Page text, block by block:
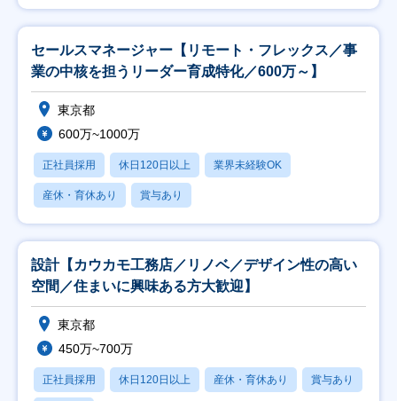
セールスマネージャー【リモート・フレックス／事
業の中核を担うリーダー育成特化／600万～】
東京都
600万~1000万
正社員採用 休日120日以上 業界未経験OK
産休・育休あり 賞与あり
設計【カウカモ工務店／リノベ／デザイン性の高い
空間／住まいに興味ある方大歓迎】
東京都
450万~700万
正社員採用 休日120日以上 産休・育休あり 賞与あり